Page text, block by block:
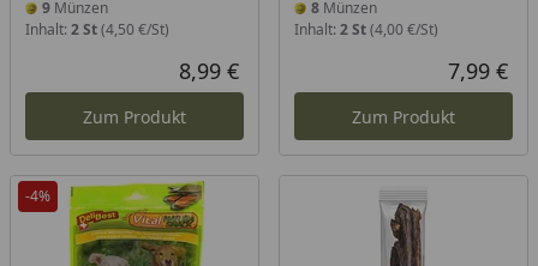
9 Münzen
Inhalt: 2 St(4,50 €/St)
Aktueller Preis
8,99 €
Zum Produkt
8Münzen
Inhalt: 2 St(4,00 €/St)
7,99 €
Zum Produkt
-4%